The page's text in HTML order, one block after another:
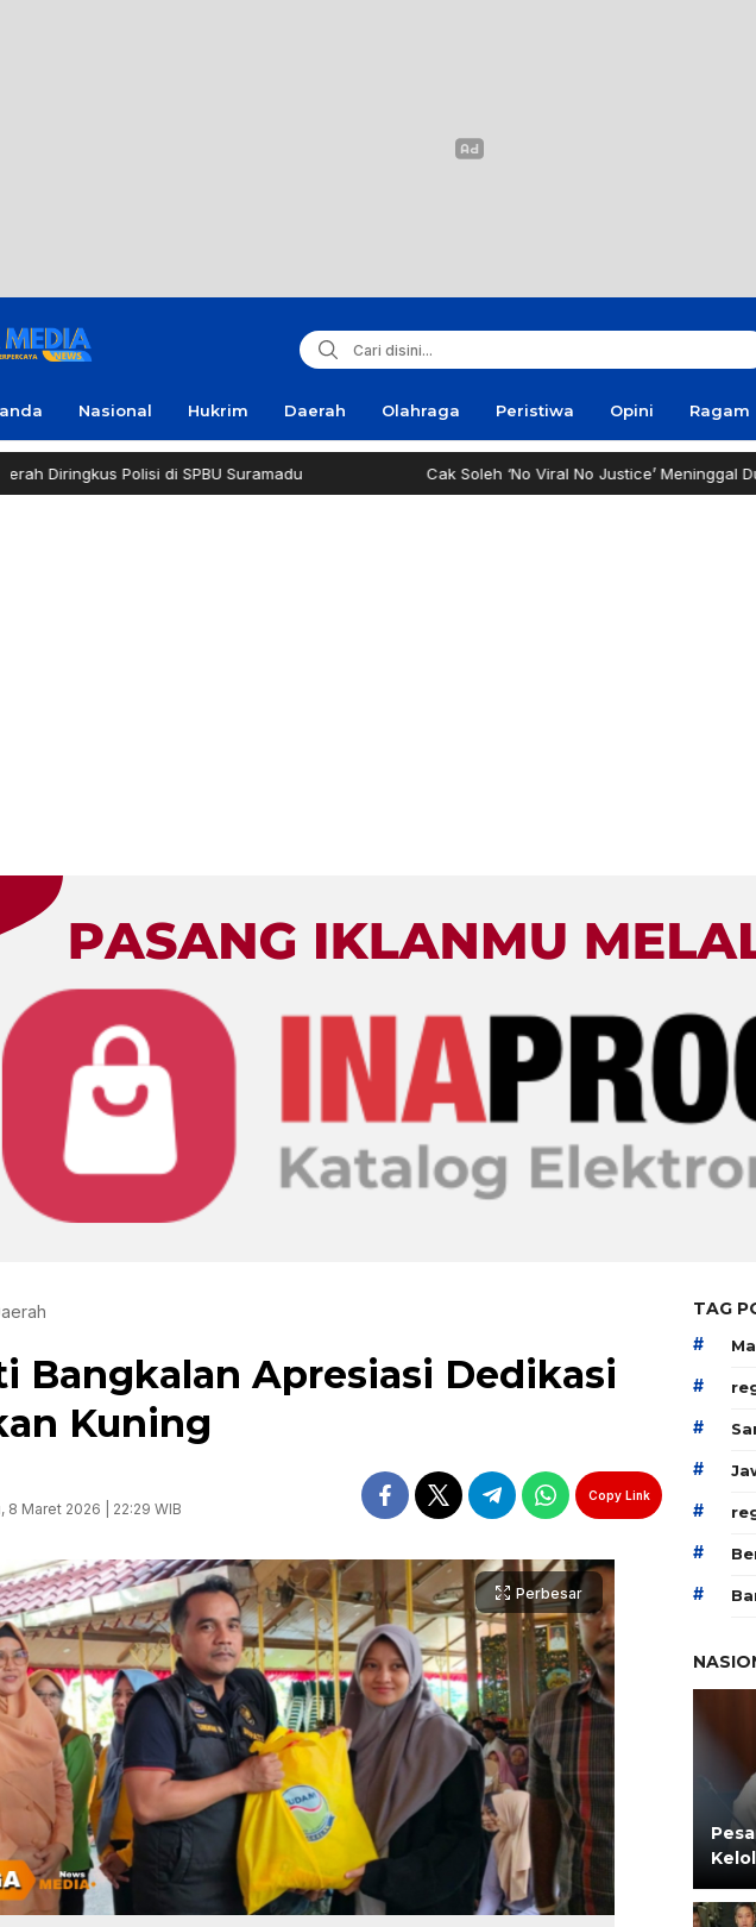
Nasional Hukrim Daerah Olahraga Peristiwa Opini Ragam
Polisi di SPBU Suramadu Cak Soleh ‘No Viral No Justice’ Meninggal Dunia
Bangkalan Apresiasi Dedikasi
Kuning
8 Maret 2026 | 22:29 WIB
Copy Link
Perbesar
TAG
#
#
#
#
#
#
#